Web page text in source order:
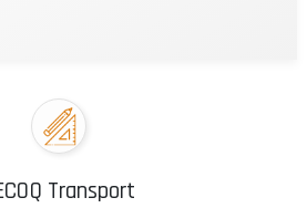
Transport